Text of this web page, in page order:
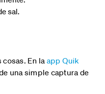
sal.
En laapp Quik
una simple captura de